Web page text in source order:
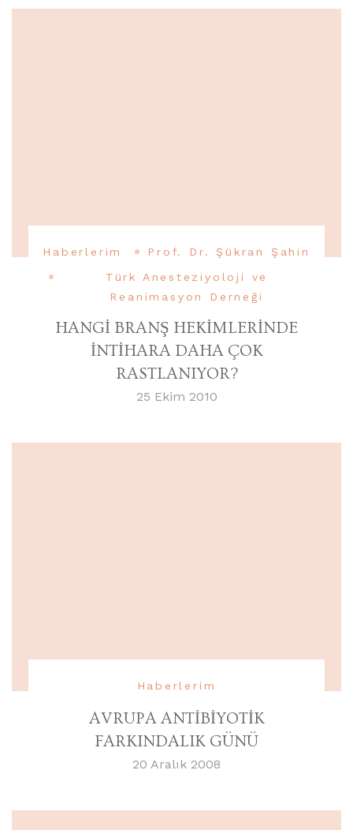
Haberlerim
Prof. Dr. Şükran Şahin
Türk Anesteziyoloji ve
Reanimasyon Derneği
HANGİ BRANŞ HEKİMLERİNDE
İNTİHARA DAHA ÇOK
RASTLANIYOR?
25 Ekim 2010
Haberlerim
AVRUPA ANTİBİYOTİK
FARKINDALIK GÜNÜ
20 Aralık 2008